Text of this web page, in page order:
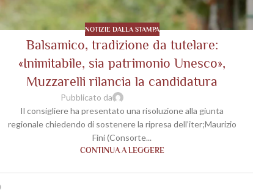
NOTIZIE DALLA STAMPA
Balsamico, tradizione da tutelare:
«Inimitabile, sia patrimonio Unesco»,
Muzzarelli rilancia la candidatura
Pubblicato da wp-acetaiavaleri
Il consigliere ha presentato una risoluzione alla giunta
regionale chiedendo di sostenere la ripresa dell’iter;Maurizio
Fini (Consorte...
CONTINUA A LEGGERE